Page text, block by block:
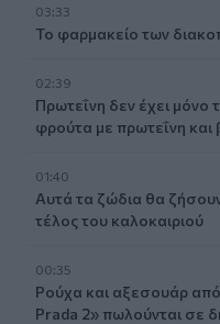
03:33
Το φαρμακείο των
02:39
Πρωτεΐνη δεν έχει μόνο
φρούτα με πρωτεΐνη και
01:40
Αυτά τα ζώδια θα
τέλος του καλοκαιριού
00:35
Ρούχα και αξεσουάρ από
Prada 2» πωλούνται σε